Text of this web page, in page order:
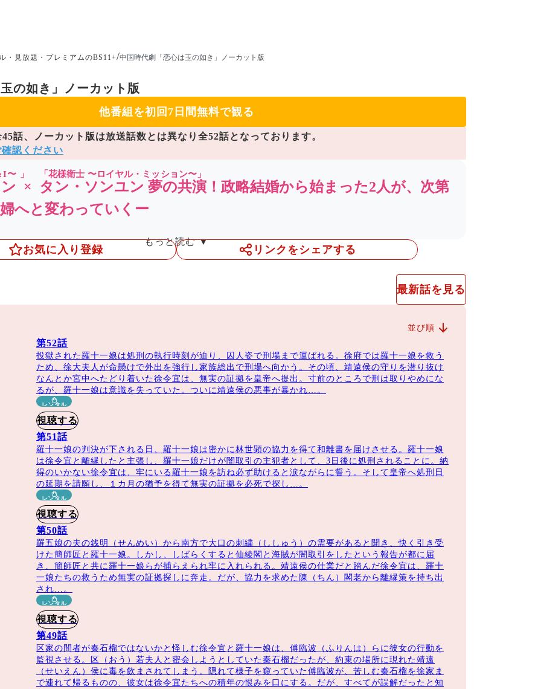
・見放題・プレミアムのBS11+/中国時代劇「恋心は玉の如き」ノーカット版
の如き」ノーカット版
他番組を初回7日間無料で観る
話、ノーカット版は放送話数とは異なり全52話となっております。
認ください
もっと読む ▼
×
I〜 」
タン・ソンユン 夢の共演
「花様衛士 〜ロイヤル・ミッション〜 」
！ 政略結婚から始まった2人が、次第
へと変わっていくー
軍を演じる！ そんな彼と政略結婚をするヒロインには、「花様衛士～ロイヤ
での元気なヒロインからガラッと雰囲気を変え、物怖じしない聡明な若妻を演じきり、新たな魅力を発
妃～」「夢織姫～秘密の貴公子に恋をして～」などを
ェッショナルたちがメガホンを取り、ロマンスはもちろん、側室と正室の手に汗を握るバトル展開なども
たっぷり！ 今の時代にも通じる、助け合い尊重する夫婦の美しい愛をお届けする最高のロマンティック時代劇！
親から生まれた庶子の十一娘（じゅういちじょう）は、居心地の悪い羅（ら）家を離れて自由な人生を送
姉の死後、その夫だった寡黙な将軍、徐令宜（じょれいぎ）に嫁ぐことになってしまう。徐令宜は父を亡
で徐家の大黒柱となって以来、家を守る責任と政治闘争で憔悴する毎日を送っていた。互いに関心のない
のの、徐令宜は十一娘の素直さや的確な助言をする姿を目にし次第に惹かれ尽すように。そんな優しい夫
く十一娘だったが、実は彼女は謎の死を遂げた母親の仇敵が徐家にいるのではないかと疑っていてー？
タッフ
お気に入り登録 リンクをシェアする
最新話を見る
並び順
第52話
投獄された羅十一娘は処刑の執行時刻が迫り、囚人姿で刑場まで運ばれる。徐府では羅十一娘を救う
ため、徐大夫人が命懸けで外出を強行し家族総出で刑場へ向かう。その頃、靖遠侯の守りを潜り抜け
なんとか宮中へたどり着いた徐令宜は、無実の証拠を皇帝へ提出。寸前のところで刑は取りやめにな
るが、羅十一娘は意識を失っていた。ついに靖遠侯の悪事が暴かれ…。
レンタル
視聴する
第51話
羅十一娘の判決が下される日、羅十一娘は密かに林世顕の協力を得て和離書を届けさせる。羅十一娘
は徐令宜と離縁したと主張し、羅十一娘だけが闇取引の主犯者として、3日後に処刑されることに。納
得のいかない徐令宜は、牢にいる羅十一娘を訪ね必ず助けると涙ながらに誓う。そして皇帝へ処刑日
の延期を請願し、１カ月の猶予を得て無実の証拠を必死で探し…。
レンタル
視聴する
第50話
羅五娘の夫の銭明（せんめい）から南方で大口の刺繍（ししゅう）の需要があると聞き、快く引き受
けた簡師匠と羅十一娘。しかし、しばらくすると仙綾閣と海賊が闇取引をしたという報告が都に届
き、簡師匠と共に羅十一娘らが捕らえられ牢に入れられる。靖遠侯の仕業だと踏んだ徐令宜は、羅十
一娘たちの救うため無実の証拠探しに奔走。だが、協力を求めた陳（ちん）閣老から離縁策を持ち出
され…。
レンタル
視聴する
第49話
区家の間者が秦石榴ではないかと怪しむ徐令宜と羅十一娘は、傅臨波（ふりんは）らに彼女の行動を
監視させる。区（おう）若夫人と密会しようとしていた秦石榴だったが、約束の場所に現れた靖遠
（せいえん）侯に毒を飲まされてしまう。隠れて様子を窺っていた傅臨波が、苦しむ秦石榴を徐家ま
で連れて帰るものの、彼女は徐令宜たちへの積年の恨みを口にする。だが、すべてが誤解だったと知